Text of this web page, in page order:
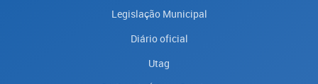
Legislação Municipal
Diário oficial
Utag